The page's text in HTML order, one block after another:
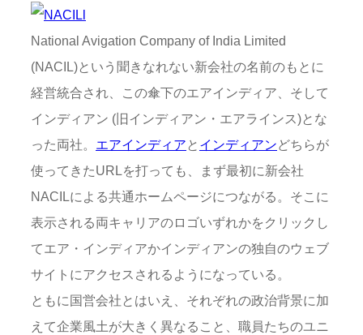
National Avigation Company of India Limited
(NACIL)という聞きなれない新会社の名前のもとに
経営統合され、この傘下のエアインディア、そして
インディアン (旧インディアン・エアラインス)とな
った両社。 エアインディア と インディアンどちらが
使ってきたURLを打っても、まず最初に新会社
NACILによる共通ホームページにつながる。そこに
表示される両キャリアのロゴいずれかをクリックし
てエア・インディアかインディアンの独自のウェブ
サイトにアクセスされるようになっている。
ともに国営会社とはいえ、それぞれの政治背景に加
えて企業風土が大きく異なること、職員たちのユニ